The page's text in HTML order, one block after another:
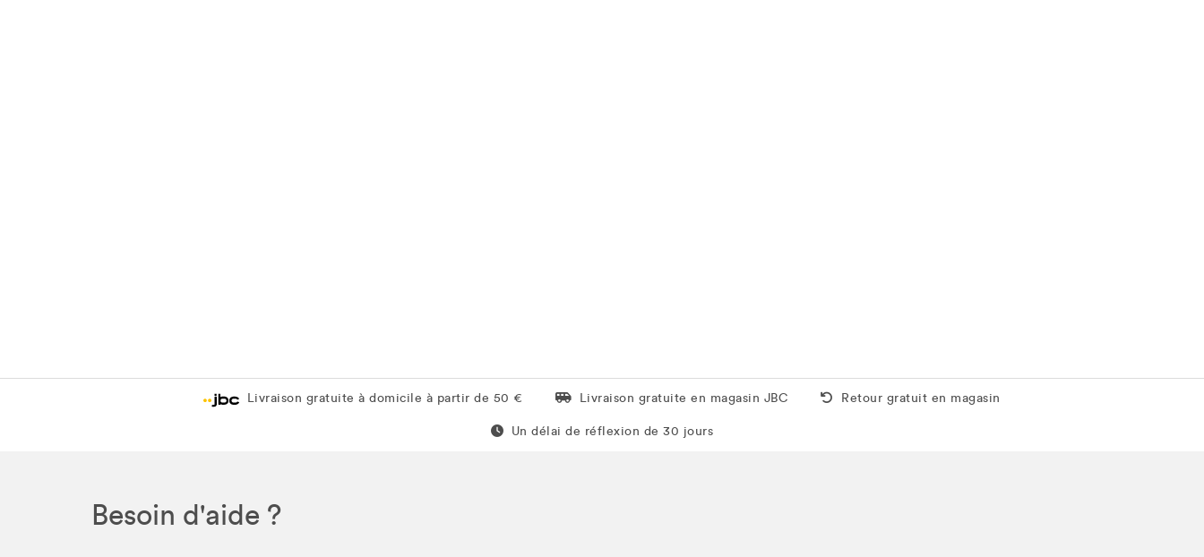
Livraison gratuite à domicile à partir de 50 € Livraison gratuite en magasin JBC
Livraison gratuite en magasin JBC Retour gratuit aussi en magasin
Retour gratuit en magasin
Un délai de réflexion de 60 jours
Un délai de réflexion de 30 jours
Besoin d'aide ?